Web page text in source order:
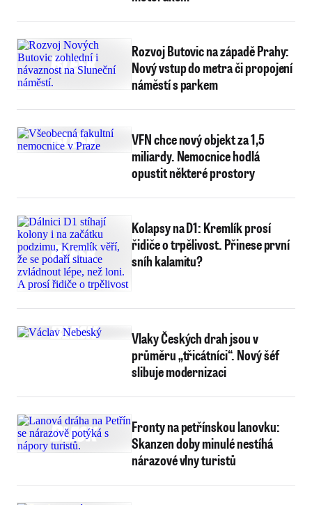
Rozvoj Butovic na západě Prahy:
Nový vstup do metra či propojení
náměstí s parkem
VFN chce nový objekt za 1,5
miliardy. Nemocnice hodlá
opustit některé prostory
Kolapsy na D1: Kremlík prosí
řidiče o trpělivost. Přinese první
sníh kalamitu?
Vlaky Českých drah jsou v
průměru „třicátníci“. Nový šéf
slibuje modernizaci
Fronty na petřínskou lanovku:
Skanzen doby minulé nestíhá
nárazové vlny turistů